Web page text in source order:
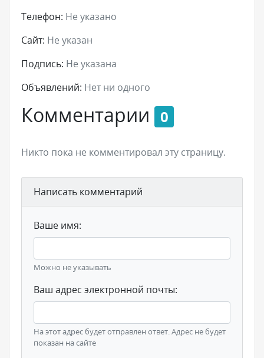
Телефон: Не указано
Сайт: Не указан
Подпись: Не указана
Объявлений: Нет ни одного
Комментарии 0
Никто пока не комментировал эту страницу.
Написать комментарий
Ваше имя:
Можно не указывать
Ваш адрес электронной почты:
На этот адрес будет отправлен ответ. Адрес не будет
показан на сайте